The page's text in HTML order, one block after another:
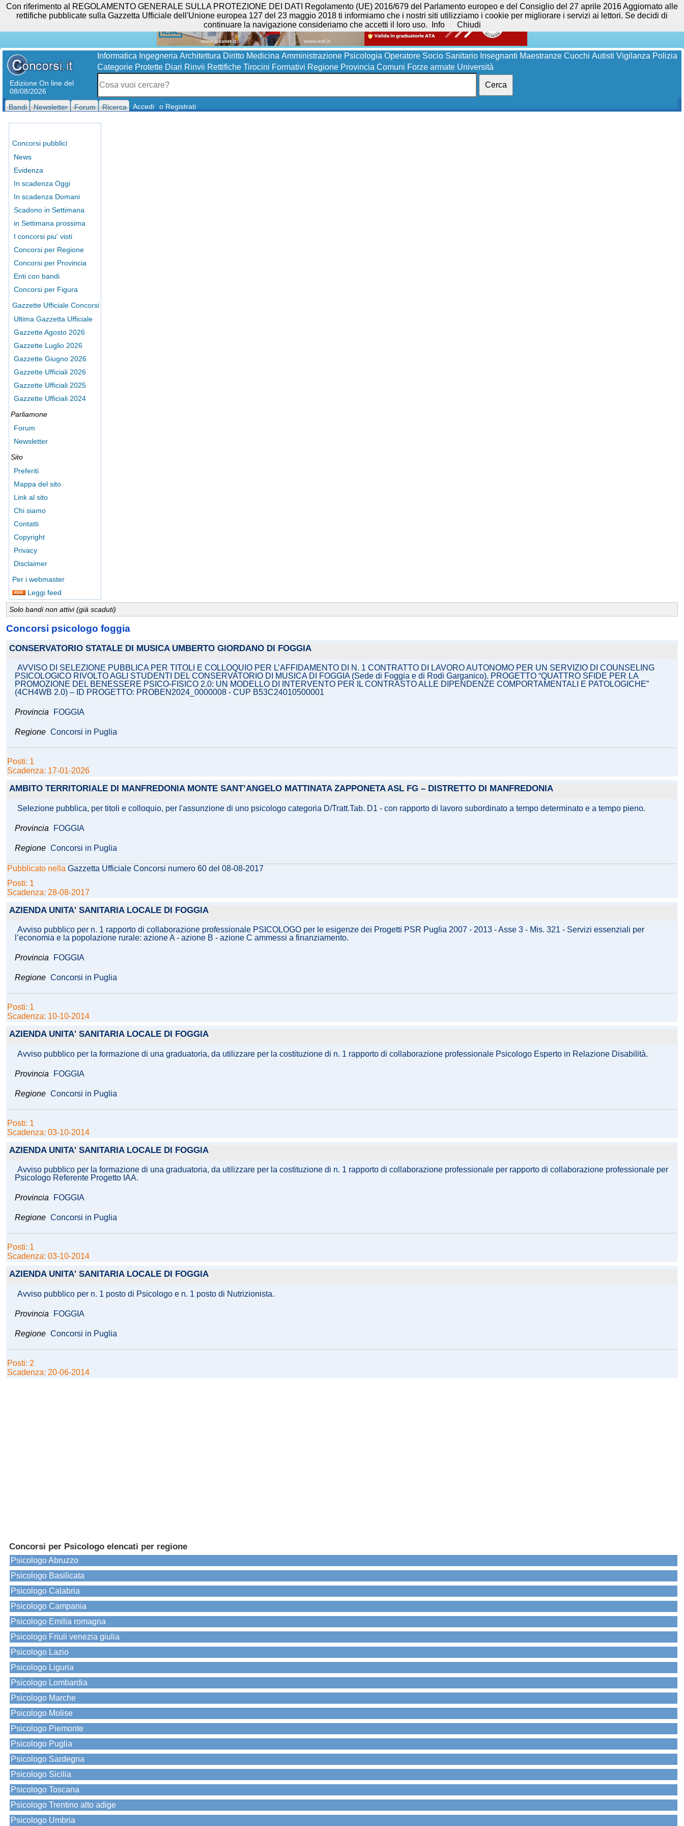
Edizione On line del
08/08/2026
Informatica Ingegneria Architettura Diritto Medicina Amministrazione Psicologia Operatore Socio Sanitario Insegnanti Maestranze Cuochi Autisti Vigilanza Polizia
Categorie Protette Diari Rinvii Rettifiche Tirocini Formativi Regione Provincia Comuni Forze armate Università
Cerca
Bandi Newsletter Forum Ricerca Accedi o Registrati
Concorsi pubblici
News
Evidenza
In scadenza Oggi
In scadenza Domani
Scadono in Settimana
in Settimana prossima
I concorsi piu' visti
Concorsi per Regione
Concorsi per Provincia
Enti con bandi
Concorsi per Figura
Gazzette Ufficiale Concorsi
Ultima Gazzetta Ufficiale
Gazzette Agosto 2026
Gazzette Luglio 2026
Gazzette Giugno 2026
Gazzette Ufficiali 2026
Gazzette Ufficiali 2025
Gazzette Ufficiali 2024
Parliamone
Forum
Newsletter
Sito
Preferiti
Mappa del sito
Link al sito
Chi siamo
Contatti
Copyright
Privacy
Disclaimer
Per i webmaster
Leggi feed
Solo bandi non attivi (già scaduti)
Concorsi psicologo foggia
CONSERVATORIO STATALE DI MUSICA UMBERTO GIORDANO DI FOGGIA
AVVISO DI SELEZIONE PUBBLICA PER TITOLI E COLLOQUIO PER L’AFFIDAMENTO DI N. 1 CONTRATTO DI LAVORO AUTONOMO PER UN SERVIZIO DI COUNSELING
PSICOLOGICO RIVOLTO AGLI STUDENTI DEL CONSERVATORIO DI MUSICA DI FOGGIA (Sede di Foggia e di Rodi Garganico). PROGETTO “QUATTRO SFIDE PER LA
PROMOZIONE DEL BENESSERE PSICO-FISICO 2.0: UN MODELLO DI INTERVENTO PER IL CONTRASTO ALLE DIPENDENZE COMPORTAMENTALI E PATOLOGICHE”
(4CH4WB 2.0) – ID PROGETTO: PROBEN2024_0000008 - CUP B53C24010500001
Provincia FOGGIA
Regione Concorsi in Puglia
Posti: 1
Scadenza: 17-01-2026
AMBITO TERRITORIALE DI MANFREDONIA MONTE SANT’ANGELO MATTINATA ZAPPONETA ASL FG – DISTRETTO DI MANFREDONIA
Selezione pubblica, per titoli e colloquio, per l'assunzione di uno psicologo categoria D/Tratt.Tab. D1 - con rapporto di lavoro subordinato a tempo determinato e a tempo pieno.
Provincia FOGGIA
Regione Concorsi in Puglia
Pubblicato nella Gazzetta Ufficiale Concorsi numero 60 del 08-08-2017
Posti: 1
Scadenza: 28-08-2017
AZIENDA UNITA' SANITARIA LOCALE DI FOGGIA
Avviso pubblico per n. 1 rapporto di collaborazione professionale PSICOLOGO per le esigenze dei Progetti PSR Puglia 2007 - 2013 - Asse 3 - Mis. 321 - Servizi essenziali per
l’economia e la popolazione rurale: azione A - azione B - azione C ammessi a finanziamento.
Provincia FOGGIA
Regione Concorsi in Puglia
Posti: 1
Scadenza: 10-10-2014
AZIENDA UNITA' SANITARIA LOCALE DI FOGGIA
Avviso pubblico per la formazione di una graduatoria, da utilizzare per la costituzione di n. 1 rapporto di collaborazione professionale Psicologo Esperto in Relazione Disabilità.
Provincia FOGGIA
Regione Concorsi in Puglia
Posti: 1
Scadenza: 03-10-2014
AZIENDA UNITA' SANITARIA LOCALE DI FOGGIA
Avviso pubblico per la formazione di una graduatoria, da utilizzare per la costituzione di n. 1 rapporto di collaborazione professionale per rapporto di collaborazione professionale per
Psicologo Referente Progetto IAA.
Provincia FOGGIA
Regione Concorsi in Puglia
Posti: 1
Scadenza: 03-10-2014
AZIENDA UNITA' SANITARIA LOCALE DI FOGGIA
Avviso pubblico per n. 1 posto di Psicologo e n. 1 posto di Nutrizionista.
Provincia FOGGIA
Regione Concorsi in Puglia
Posti: 2
Scadenza: 20-06-2014
Concorsi per Psicologo elencati per regione
Psicologo Abruzzo
Psicologo Basilicata
Psicologo Calabria
Psicologo Campania
Psicologo Emilia romagna
Psicologo Friuli venezia giulia
Psicologo Lazio
Psicologo Liguria
Psicologo Lombardia
Psicologo Marche
Psicologo Molise
Psicologo Piemonte
Psicologo Puglia
Psicologo Sardegna
Psicologo Sicilia
Psicologo Toscana
Psicologo Trentino alto adige
Psicologo Umbria
Con riferimento al REGOLAMENTO GENERALE SULLA PROTEZIONE DEI DATI Regolamento (UE) 2016/679 del Parlamento europeo e del Consiglio del 27 aprile 2016 Aggiornato alle
rettifiche pubblicate sulla Gazzetta Ufficiale dell'Unione europea 127 del 23 maggio 2018 ti informiamo che i nostri siti utilizziamo i cookie per migliorare i servizi ai lettori. Se decidi di
continuare la navigazione consideriamo che accetti il loro uso.
Info Chiudi